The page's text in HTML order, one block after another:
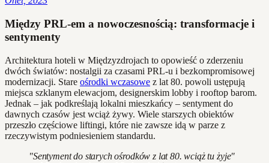
Między PRL-em a nowoczesnością: transformacje i
sentymenty
Architektura hoteli w Międzyzdrojach to opowieść o zderzeniu
dwóch światów: nostalgii za czasami PRL-u i bezkompromisowej
modernizacji. Stare ośrodki wczasowe z lat 80. powoli ustępują
miejsca szklanym elewacjom, designerskim lobby i rooftop barom.
Jednak – jak podkreślają lokalni mieszkańcy – sentyment do
dawnych czasów jest wciąż żywy. Wiele starszych obiektów
przeszło częściowe liftingi, które nie zawsze idą w parze z
rzeczywistym podniesieniem standardu.
"Sentyment do starych ośrodków z lat 80. wciąż tu żyje"